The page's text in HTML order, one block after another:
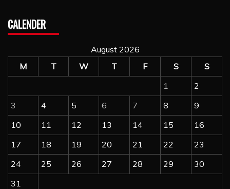
CALENDER
August 2026
M
T W T F S
S
1
2
3
4 5 6 7 8
9
10
11 12 13 14 15
16
17
18 19 20 21 22
23
24
25 26 27 28 29
30
31